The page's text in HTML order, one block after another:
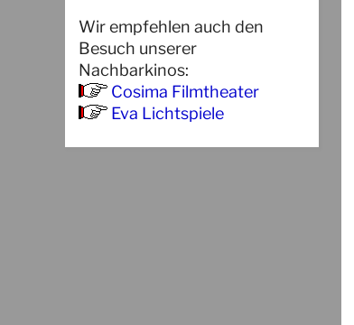
Wir empfehlen auch den
Besuch unserer
Nachbarkinos:
Cosima Filmtheater
Eva Lichtspiele